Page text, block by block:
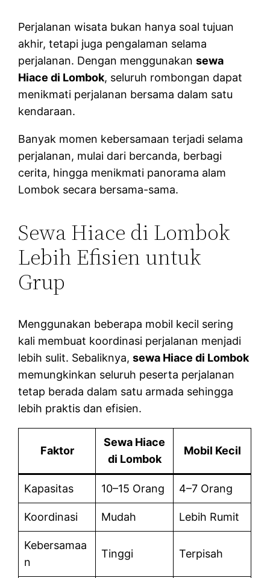
Perjalanan wisata bukan hanya soal tujuan
akhir, tetapi juga pengalaman selama
perjalanan. Dengan menggunakansewa
Hiace di Lombok, seluruh rombongan dapat
menikmati perjalanan bersama dalam satu
kendaraan.
Banyak momen kebersamaan terjadi selama
perjalanan, mulai dari bercanda, berbagi
cerita, hingga menikmati panorama alam
Lombok secara bersama-sama.
Sewa Hiace di Lombok
Lebih Efisien untuk
Grup
Menggunakan beberapa mobil kecil sering
kali membuat koordinasi perjalanan menjadi
lebih sulit. Sebaliknya,sewa Hiace di Lombok
memungkinkan seluruh peserta perjalanan
tetap berada dalam satu armada sehingga
lebih praktis dan efisien.
Faktor
Sewa Hiace
di Lombok
Mobil Kecil
Kapasitas 10–15 Orang 4–7 Orang
Koordinasi Mudah Lebih Rumit
Kebersamaa
n
Tinggi Terpisah